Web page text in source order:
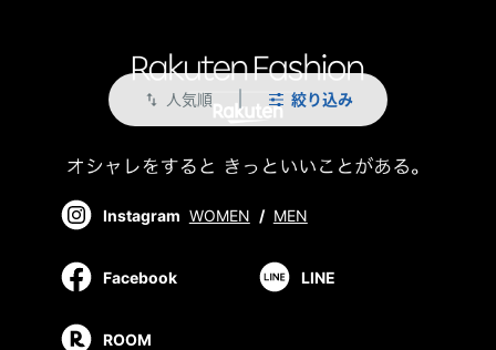
swap_vert 人気順 絞り込み
Instagram WOMEN / MEN
Facebook LINE
ROOM